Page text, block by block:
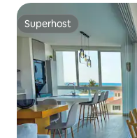
Superhost
Superhost